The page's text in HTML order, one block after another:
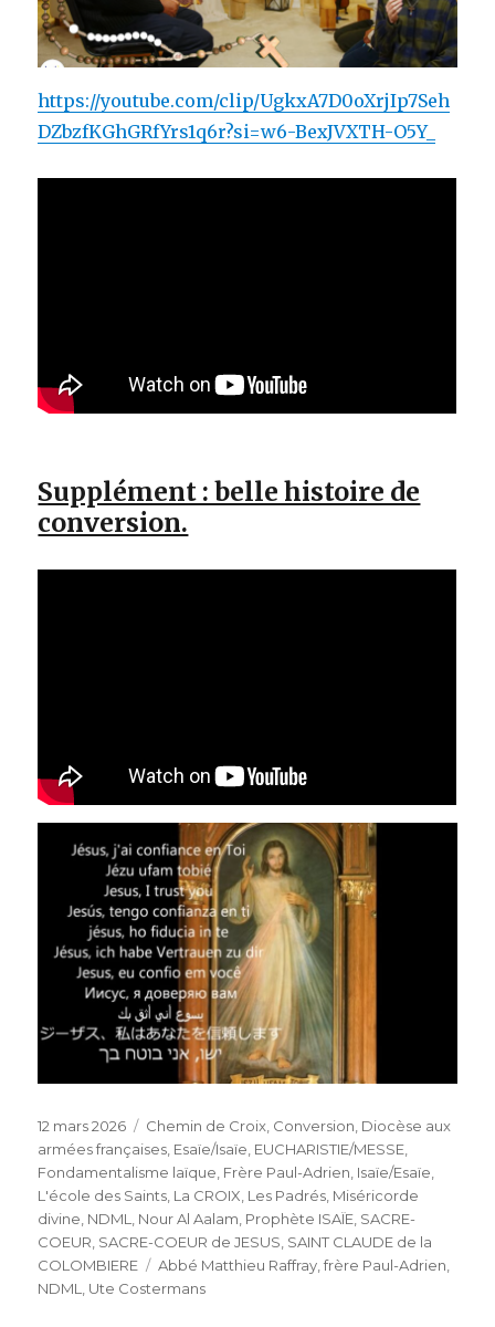
https://youtube.com/clip/UgkxA7D0oXrjIp7Seh
DZbzfKGhGRfYrs1q6r?si=w6-BexJVXTH-O5Y_
Supplément : belle histoire de
conversion.
Publié
le
12 mars 2026 Catégories
Chemin de Croix Conversion Diocèse aux
armées françaises Esaïe/Isaïe EUCHARISTIE/MESSE
Fondamentalisme laïque Frère Paul-Adrien Isaïe/Esaïe
L'école des Saints La CROIX Les Padrés Miséricorde
divine NDML Nour Al Aalam Prophète ISAÏE SACRE-
COEUR SACRE-COEUR de JESUS SAINT CLAUDE de la
COLOMBIERE
Étiquettes
Abbé Matthieu Raffray ,frère Paul-Adrien
NDML
Ute Costermans